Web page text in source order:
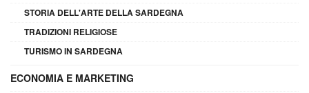
STORIA DELL'ARTE DELLA SARDEGNA
TRADIZIONI RELIGIOSE
TURISMO IN SARDEGNA
ECONOMIA E MARKETING